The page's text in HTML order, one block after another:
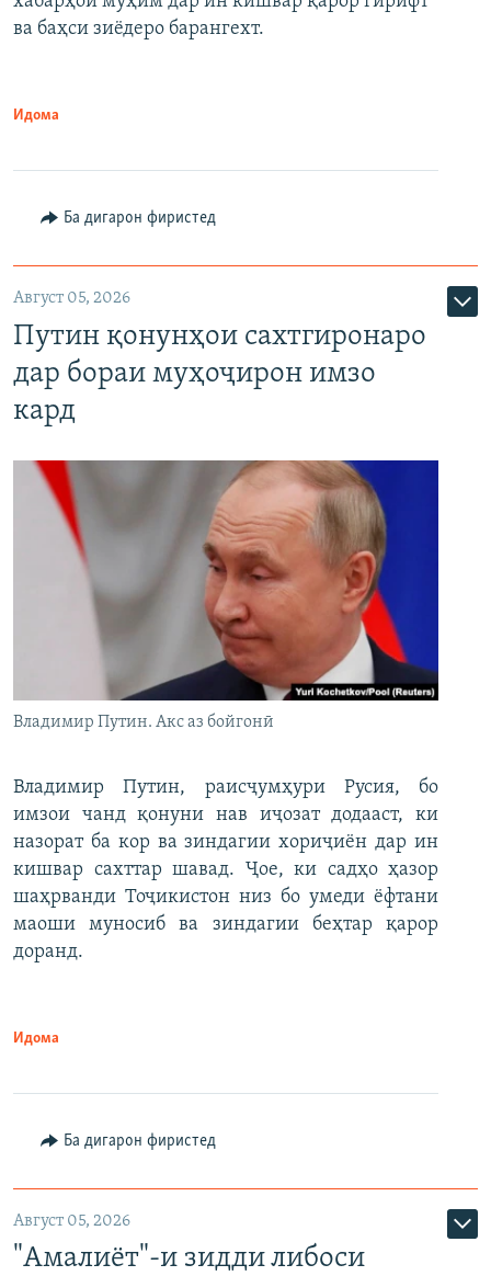
720p 1080p
ва баҳси зиёдеро барангехт.
Идома
Ба дигарон фиристед
Август 05, 2026
Путин қонунҳои сахтгиронаро
дар бораи муҳоҷирон имзо
кард
Владимир Путин. Акс аз бойгонӣ
Владимир Путин, раисҷумҳури Русия, бо
имзои чанд қонуни нав иҷозат додааст, ки
назорат ба кор ва зиндагии хориҷиён дар ин
кишвар сахттар шавад. Ҷое, ки садҳо ҳазор
шаҳрванди Тоҷикистон низ бо умеди ёфтани
маоши муносиб ва зиндагии беҳтар қарор
доранд.
Идома
Ба дигарон фиристед
Август 05, 2026
"Амалиёт"-и зидди либоси